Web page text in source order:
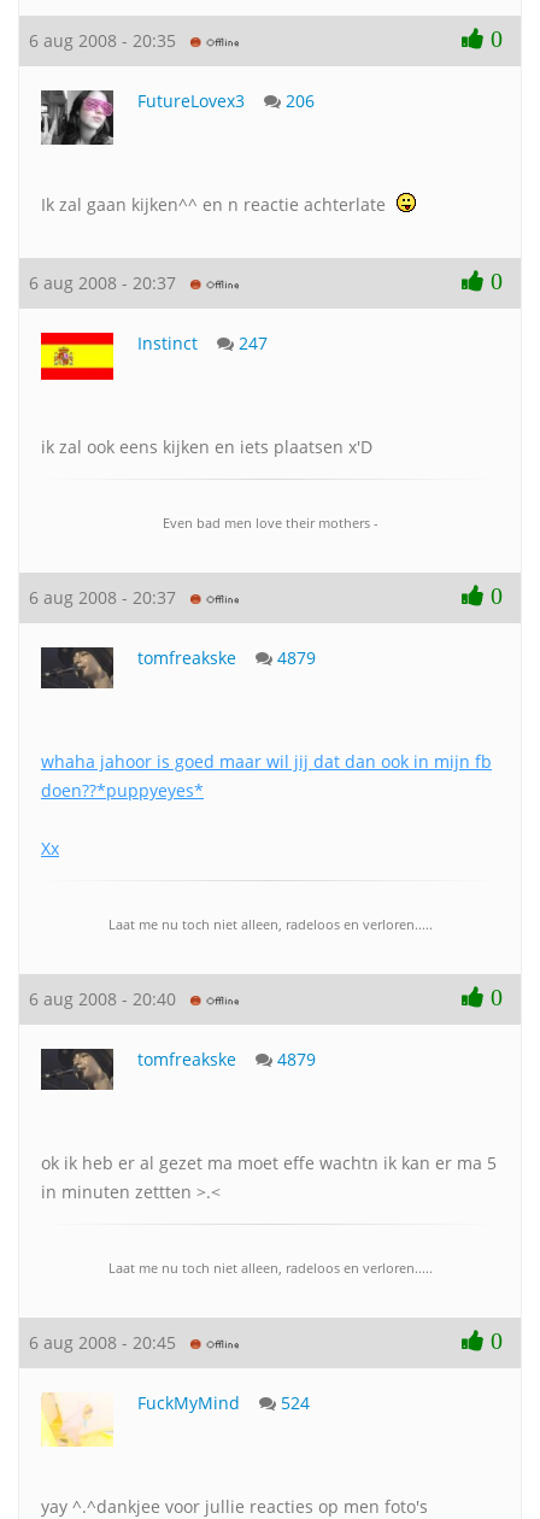
6 aug 2008 - 20:35 0
FutureLovex3 206
Ik zal gaan kijken^^ en n reactie achterlate
6 aug 2008 - 20:37 0
Instinct 247
ik zal ook eens kijken en iets plaatsen x'D
Even bad men love their mothers -
6 aug 2008 - 20:37 0
tomfreakske 4879
whaha jahoor is goed maar wil jij dat dan ook in mijn fb
doen??*puppyeyes*
Xx
Laat me nu toch niet alleen, radeloos en verloren.....
6 aug 2008 - 20:40 0
tomfreakske 4879
ok ik heb er al gezet ma moet effe wachtn ik kan er ma 5
in minuten zettten >.<
Laat me nu toch niet alleen, radeloos en verloren.....
6 aug 2008 - 20:45 0
FuckMyMind 524
yay ^.^dankjee voor jullie reacties op men foto's